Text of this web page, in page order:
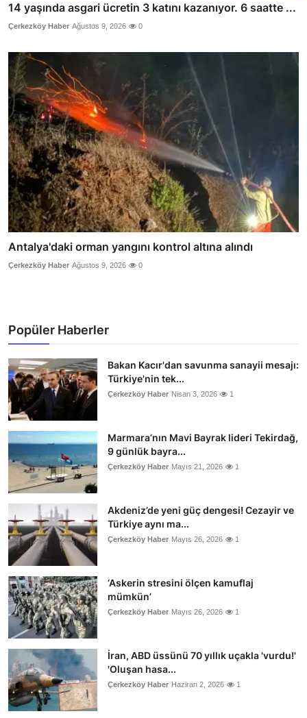
14 yaşında asgari ücretin 3 katını kazanıyor. 6 saatte ...
Çerkezköy Haber Ağustos 9, 2026 0
Antalya'daki orman yangını kontrol altına alındı
Çerkezköy Haber Ağustos 9, 2026 0
Popüler Haberler
Bakan Kacır'dan savunma sanayii mesajı:
Türkiye'nin tek...
Çerkezköy Haber Nisan 3, 2026 1
Marmara’nın Mavi Bayrak lideri Tekirdağ,
9 günlük bayra...
Çerkezköy Haber Mayıs 21, 2026 1
Akdeniz’de yeni güç dengesi! Cezayir ve
Türkiye aynı ma...
Çerkezköy Haber Mayıs 26, 2026 1
‘Askerin stresini ölçen kamuflaj
mümkün’
Çerkezköy Haber Mayıs 26, 2026 1
İran, ABD üssünü 70 yıllık uçakla 'vurdu!'
'Oluşan hasa...
Çerkezköy Haber Haziran 2, 2026 1